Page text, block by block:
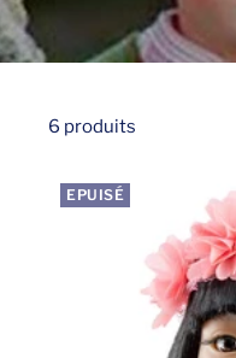
6 produits
EPUISÉ